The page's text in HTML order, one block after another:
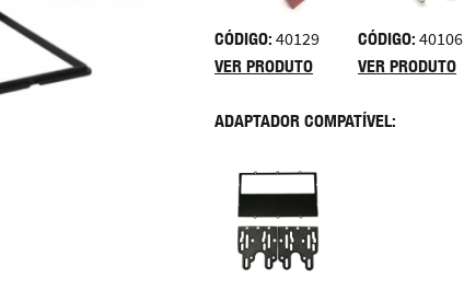
CÓDIGO: 40129
VER PRODUTO
CÓDIGO: 40106
VER PRODUTO
ADAPTADOR COMPATÍVEL: